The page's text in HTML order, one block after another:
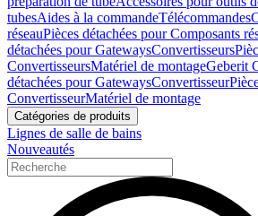
tubesAides à la commandeTélécommandes
réseauPièces détachées pour Composants
détachées pour GatewaysConvertisseurs
ConvertisseursMatériel de montageGeberit
détachées pour GatewaysConvertisseur
ConvertisseurMatériel de montage
Catégories de produits
Lignes de salle de bains
Nouveautés